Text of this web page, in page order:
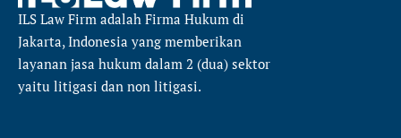
ILS Law Firm adalah Firma Hukum di
Jakarta, Indonesia yang memberikan
layanan jasa hukum dalam 2 (dua) sektor
yaitu litigasi dan non litigasi.